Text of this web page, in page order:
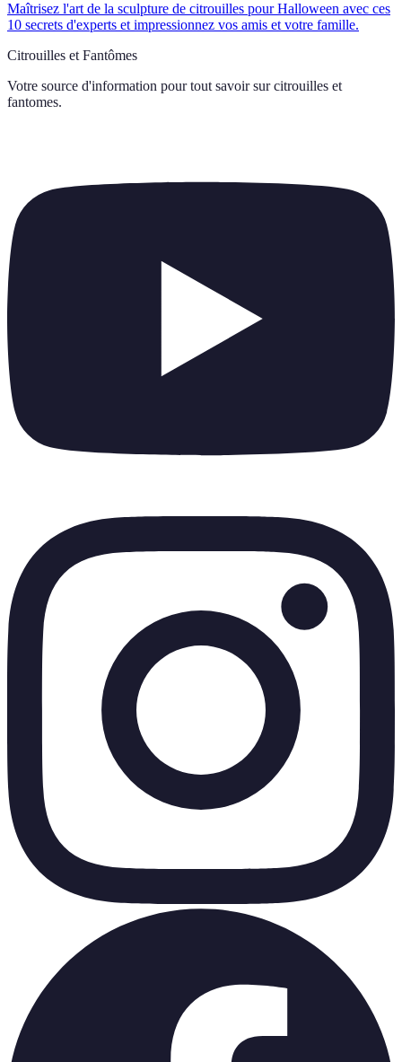
Maîtrisez l'art de la sculpture de citrouilles pour Halloween avec ces
10 secrets d'experts et impressionnez vos amis et votre famille.
Citrouilles et Fantômes
Votre source d'information pour tout savoir sur citrouilles et
fantomes.